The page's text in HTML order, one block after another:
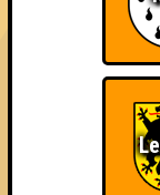
The Amount of
Teilnahmen is too
damn high